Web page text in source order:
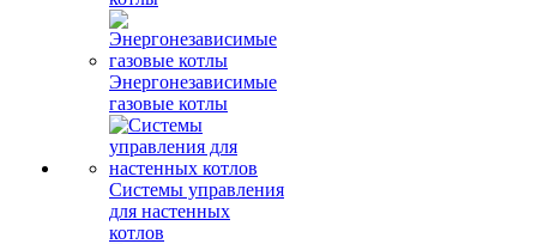
Энергонезависимые
газовые котлы
Системы управления
для настенных
котлов